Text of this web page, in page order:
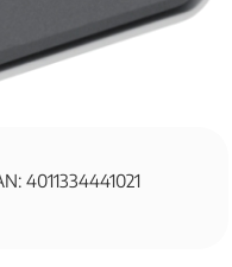
4011334441021